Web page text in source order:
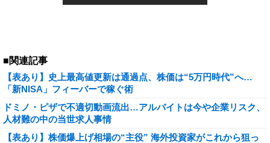
■関連記事
【表あり】史上最高値更新は通過点、株価は“5万円時代”へ…
「新NISA」フィーバーで稼ぐ術
ドミノ・ピザで不適切動画流出…アルバイトは今や企業リスク、
人材難の中の当世求人事情
【表あり】株価爆上げ相場の“主役” 海外投資家がこれから狙っ